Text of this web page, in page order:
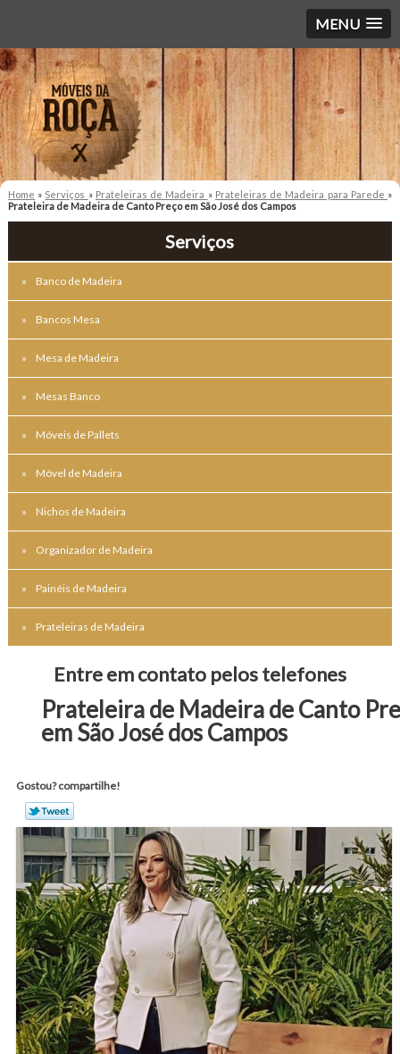
MENU
Home » Serviços » Prateleiras de Madeira » Prateleiras de Madeira para Parede »
Prateleira de Madeira de Canto Preço em São José dos Campos
Serviços
Banco de Madeira
Bancos Mesa
Mesa de Madeira
Mesas Banco
Móveis de Pallets
Móvel de Madeira
Nichos de Madeira
Organizador de Madeira
Painéis de Madeira
Prateleiras de Madeira
Entre em contato pelos telefones
Prateleira de Madeira de Canto
em São José dos Campos
Gostou? compartilhe!